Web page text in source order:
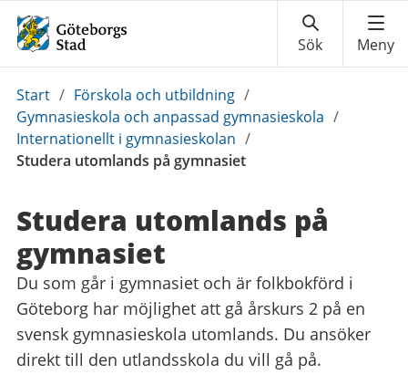
Du
är
här:
Start / Förskola och utbildning /
Gymnasieskola och anpassad gymnasieskola /
Internationellt i gymnasieskolan /
Studera utomlands på gymnasiet
Studera utomlands på
gymnasiet
Du som går i gymnasiet och är folkbokförd i
Göteborg har möjlighet att gå årskurs 2 på en
svensk gymnasieskola utomlands. Du ansöker
direkt till den utlandsskola du vill gå på.